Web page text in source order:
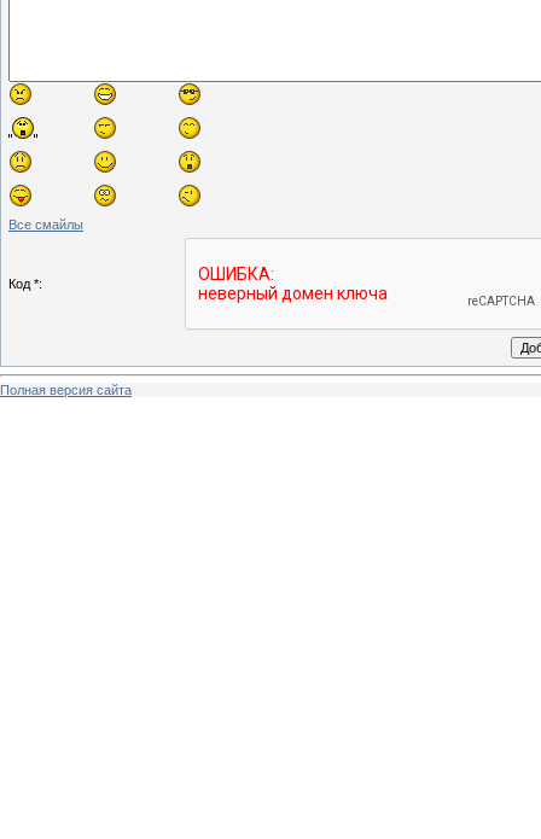
Все смайлы
Код *:
Полная версия сайта